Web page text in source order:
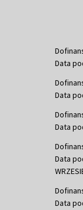
Data
Data
Data
Data
Data